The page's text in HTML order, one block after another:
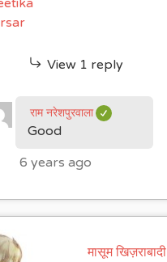
View 1 reply
राम नरेशपुरवाला
Good
6 years ago
मासूम खिज़राबादी